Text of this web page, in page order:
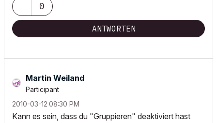
0
ANTWORTEN
Martin Weiland
Participant
‎2010-03-12 08:30 PM
Kann es sein, dass du "Gruppieren" deaktiviert hast